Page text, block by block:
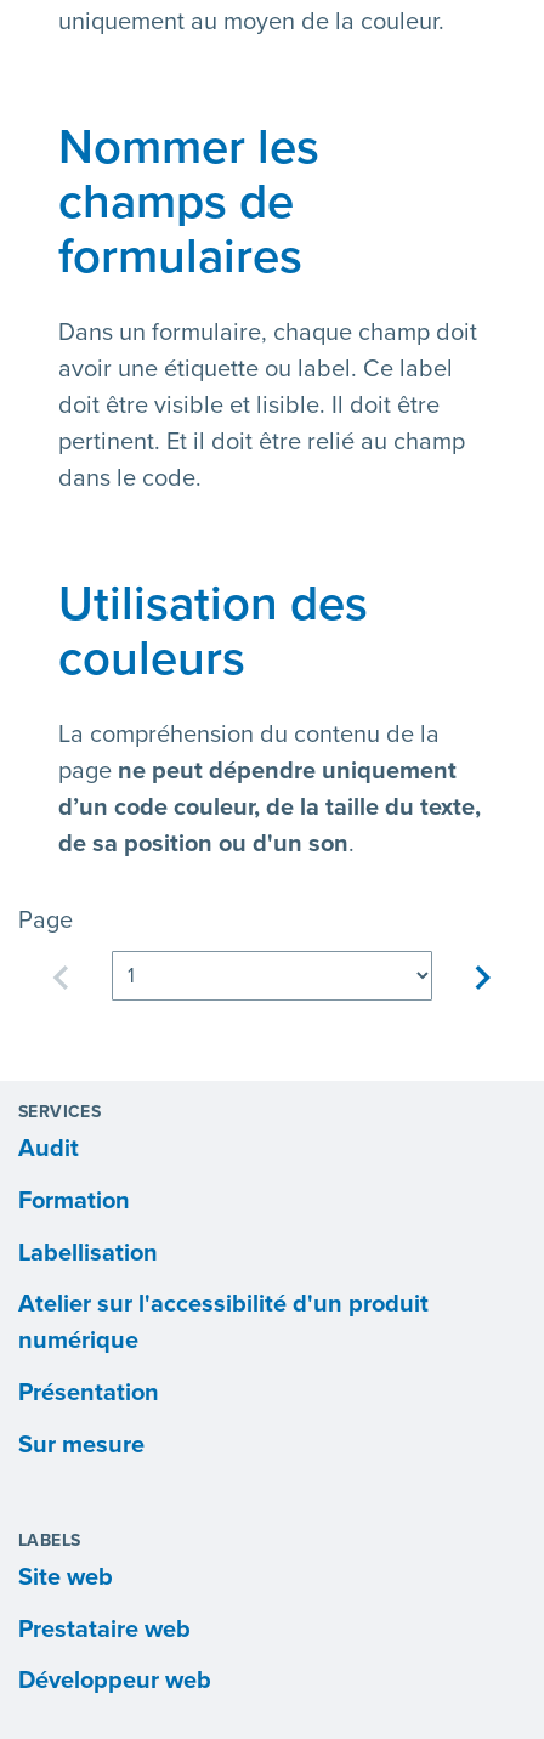
uniquement au moyen de la couleur.
Nommer les
champs de
formulaires
Dans un formulaire, chaque champ doit
avoir une étiquette ou label. Ce label
doit être visible et lisible. Il doit être
pertinent. Et il doit être relié au champ
dans le code.
Utilisation des
couleurs
La compréhension du contenu de la
page ne peut dépendre uniquement
d’un code couleur, de la taille du texte,
de sa position ou d'un son.
Page
Page précédente
page
SERVICES
Audit
Formation
Labellisation
Atelier sur l'accessibilité d'un produit
numérique
Présentation
Sur mesure
LABELS
Site web
Prestataire web
Développeur web